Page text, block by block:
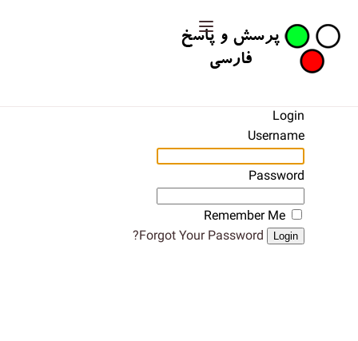
Login
Username
Password
Remember Me
Login
Forgot Your Password?